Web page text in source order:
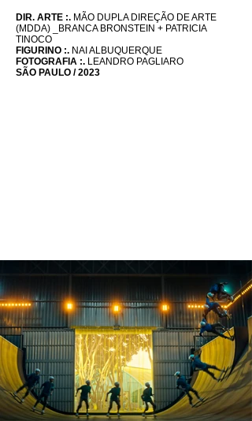
DIR. ARTE :. MÃO DUPLA DIREÇÃO DE ARTE
(MDDA)
_BRANCA BRONSTEIN + PATRICIA
TINOCO
FIGURINO :. NAI ALBUQUERQUE
FOTOGRAFIA :. LEANDRO PAGLIARO
SÃO PAULO / 2023